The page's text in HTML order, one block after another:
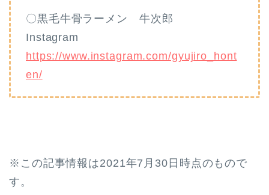
〇黒毛牛骨ラーメン 牛次郎
Instagram
https://www.instagram.com/gyujiro_hont
en/
※この記事情報は2021年7月30日時点のもので
す。